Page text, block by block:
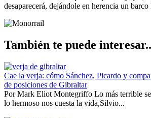
desaparecerá, dejándole en herencia un
También te puede
Cae la verja: cómo Sánchez, Picardo y
de posiciones de Gibraltar
Por Mark Eliot Montegriffo Lo más terrible
lo hermoso nos cuesta la vida,Silvio...